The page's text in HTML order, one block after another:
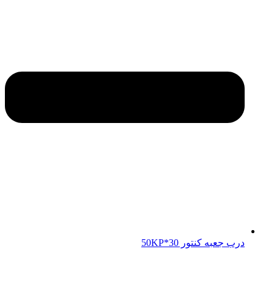
درب جعبه کنتور 50KP*30